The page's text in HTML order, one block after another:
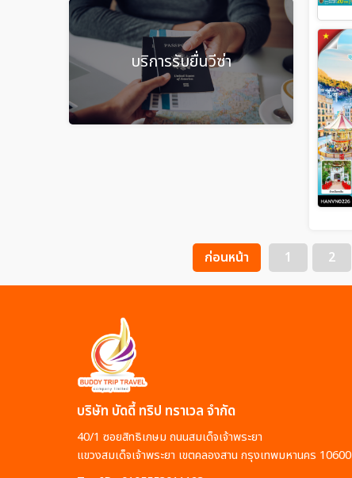
บริการรับยื่นวีซ่า
ก่อนหน้า 1 2
บริษัท บัดดี้ ทริป ทราเวล จำกัด
40/1 ซอยสิทธิเกษม ถนนสมเด็จเจ้าพระยา
แขวงสมเด็จเจ้าพระยา เขตคลองสาน กรุงเทพมหานคร 10600